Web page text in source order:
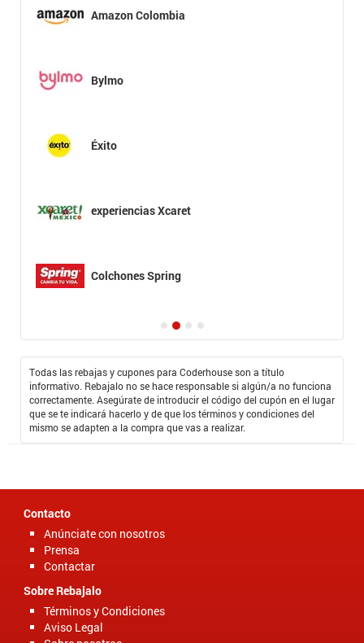
Amazon Colombia
Bylmo
Éxito
experiencias Xcaret
Colchones Spring
Todas las rebajas y cupones para Coderhouse son a título
informativo. Rebajalo no se hace responsable si algún/a no funciona
correctamente. Asegúrate de introducir el código del cupón en el lugar
que se te indicará hacerlo y de que los términos y condiciones del
mismo se adapten a la compra que vas a realizar.
Contacto
Anúnciate con nosotros
Prensa
Contactar
Sobre Rebajalo
Términos y Condiciones
Aviso Legal